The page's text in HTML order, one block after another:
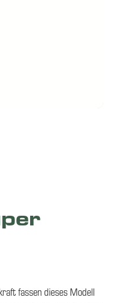
fassen dieses Modell